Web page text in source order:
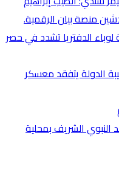
منصة بيان الرقمية.
لوباء الدفتريا تشدد في حصر
الدولة يتفقد معسكر
النبوي الشريف بمحلية